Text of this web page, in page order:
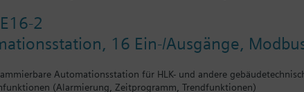
2
16 Ein-/Ausgänge,
Automationsstation für HLK- und andere
(Alarmierung, Zeitprogramm, Trendfunktionen)